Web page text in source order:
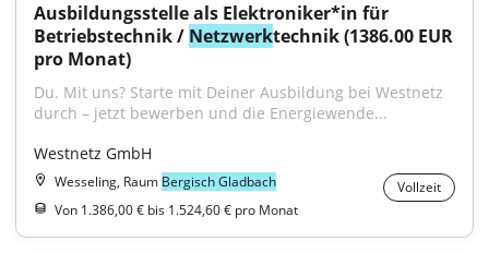
Ausbildungsstelle als Elektroniker*in für
Betriebstechnik / Netzwerktechnik (1386.00 EUR
pro Monat)
Du. Mit uns? Starte mit Deiner Ausbildung bei Westnetz
durch – jetzt bewerben und die Energiewende...
Westnetz GmbH
Wesseling, Raum Bergisch Gladbach
Vollzeit
Von 1.386,00 € bis 1.524,60 € pro Monat